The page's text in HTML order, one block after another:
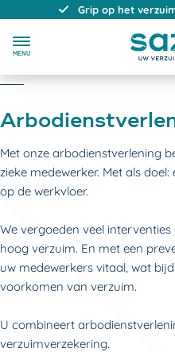
Grip op het
MENU
Met onze arbodienstverlening
zieke medewerker. Met als
op de werkvloer.
We vergoeden veel
hoog verzuim. En met een
uw medewerkers vitaal, wat
voorkomen van verzuim.
U combineert
verzuimverzekering.